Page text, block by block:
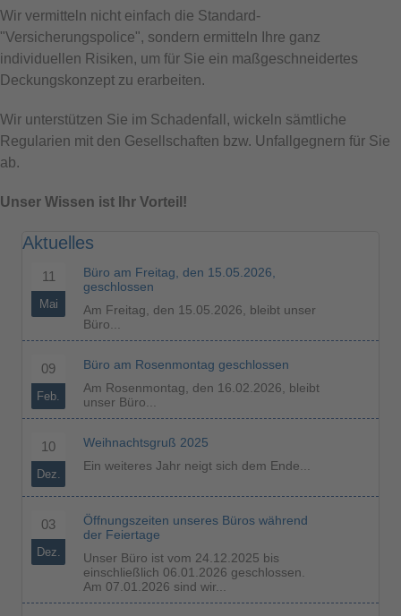
Wir vermitteln nicht einfach die Standard-
"Versicherungspolice", sondern ermitteln Ihre ganz
individuellen Risiken, um für Sie ein maßgeschneidertes
Deckungskonzept zu erarbeiten.
Wir unterstützen Sie im Schadenfall, wickeln sämtliche
Regularien mit den Gesellschaften bzw. Unfallgegnern für Sie
ab.
Unser Wissen ist Ihr Vorteil!
Aktuelles
11
Mai
Büro am Freitag, den 15.05.2026,
geschlossen
Am Freitag, den 15.05.2026, bleibt unser
Büro...
09
Feb.
Büro am Rosenmontag geschlossen
Am Rosenmontag, den 16.02.2026, bleibt
unser Büro...
10
Dez.
Weihnachtsgruß 2025
Ein weiteres Jahr neigt sich dem Ende...
03
Dez.
Öffnungszeiten unseres Büros während
der Feiertage
Unser Büro ist vom 24.12.2025 bis
einschließlich 06.01.2026 geschlossen.
Am 07.01.2026 sind wir...